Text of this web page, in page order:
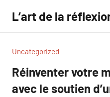
contenu
L’art de la
Uncategorized
Réinventer votre
avec le soutien